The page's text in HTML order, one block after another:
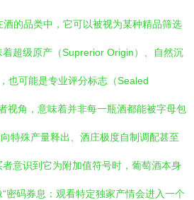
酒的品类中，它可以被视为某种精品筛选
超级原产（Suprerior Origin）、自然沉
也可能是专业评分标志（Sealed
视角，意味着并非每一瓶酒都能被字母包
向特殊产量释出、酒庄极度自制调配甚至
意识到它为附加值符号时，葡萄酒本身
密码券息：观看特定独家产情会进入一个